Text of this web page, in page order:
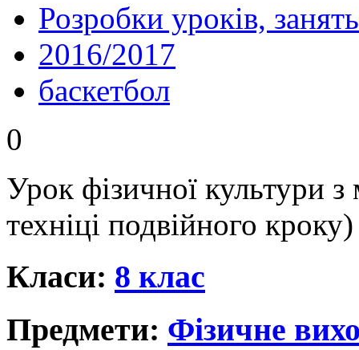
Розробки уроків, занять
2016/2017
баскетбол
0
Урок фізичної культури
техніці подвійного кроку)
Класи: 8 клас
Предмети: Фізичне